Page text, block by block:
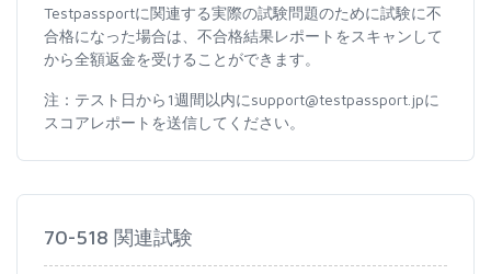
Testpassportに関連する実際の試験問題のために試験に不
合格になった場合は、不合格結果レポートをスキャンして
から全額返金を受けることができます。
注：テスト日から1週間以内にsupport@testpassport.jpに
スコアレポートを送信してください。
70-518 関連試験